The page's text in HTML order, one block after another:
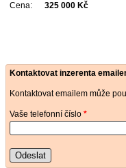
Cena: 325 000 Kč
Kontaktovat inzerenta
Kontaktovat emailem může
Vaše telefonní číslo *
Odeslat